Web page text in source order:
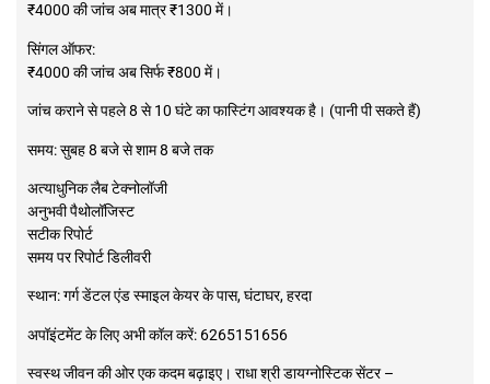
₹4000 की जांच अब मात्र ₹1300 में।
सिंगल ऑफर:
₹4000 की जांच अब सिर्फ ₹800 में।
जांच कराने से पहले 8 से 10 घंटे का फास्टिंग आवश्यक है। (पानी पी सकते हैं)
समय: सुबह 8 बजे से शाम 8 बजे तक
अत्याधुनिक लैब टेक्नोलॉजी
अनुभवी पैथोलॉजिस्ट
सटीक रिपोर्ट
समय पर रिपोर्ट डिलीवरी
स्थान: गर्ग डेंटल एंड स्माइल केयर के पास, घंटाघर, हरदा
अपॉइंटमेंट के लिए अभी कॉल करें: 6265151656
स्वस्थ जीवन की ओर एक कदम बढ़ाइए। राधा श्री डायग्नोस्टिक सेंटर –